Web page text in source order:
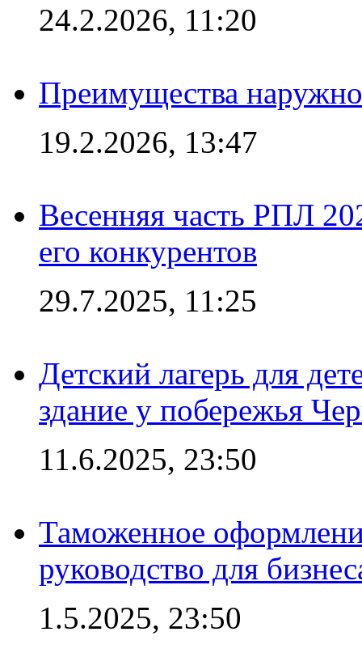
24.2.2026, 11:20
Преимущества
19.2.2026, 13:47
Весенняя часть РПЛ
его конкурентов
29.7.2025, 11:25
Детский лагерь для
здание у побережья
11.6.2025, 23:50
Таможенное
руководство для
1.5.2025, 23:50